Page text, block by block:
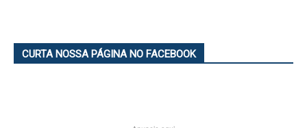
CURTA NOSSA PÁGINA NO FACEBOOK